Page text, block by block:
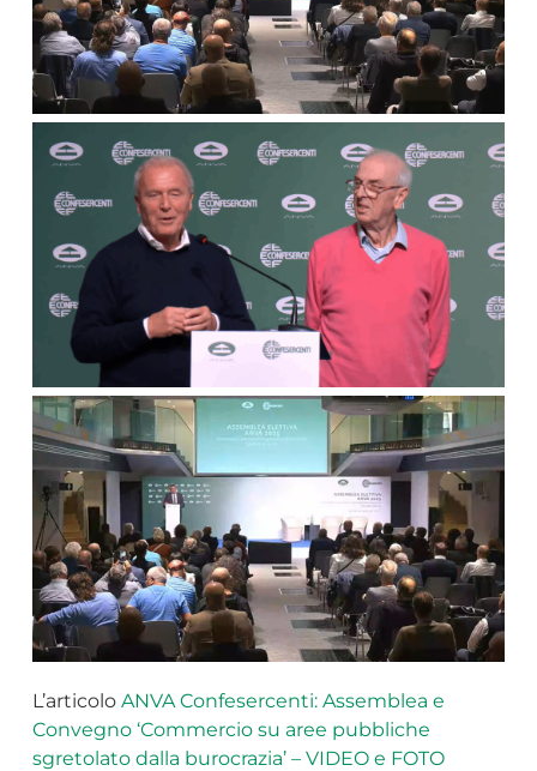
L’articolo ANVA Confesercenti: Assemblea e
Convegno ‘Commercio su aree pubbliche
sgretolato dalla burocrazia’ – VIDEO e FOTO